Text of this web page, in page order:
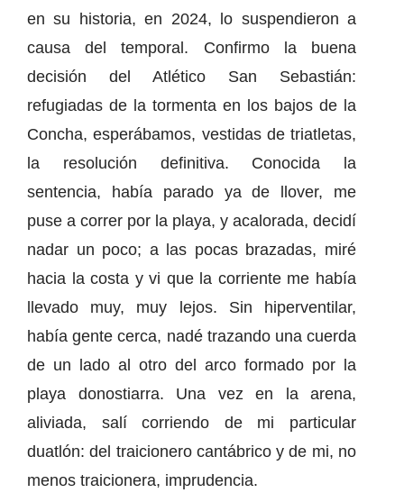
en su historia, en 2024, lo suspendieron a
causa del temporal. Confirmo la buena
decisión del Atlético San Sebastián:
refugiadas de la tormenta en los bajos de la
Concha, esperábamos, vestidas de triatletas,
la resolución definitiva. Conocida la
sentencia, había parado ya de llover, me
puse a correr por la playa, y acalorada, decidí
nadar un poco; a las pocas brazadas, miré
hacia la costa y vi que la corriente me había
llevado muy, muy lejos. Sin hiperventilar,
había gente cerca, nadé trazando una cuerda
de un lado al otro del arco formado por la
playa donostiarra. Una vez en la arena,
aliviada, salí corriendo de mi particular
duatlón: del traicionero cantábrico y de mi, no
menos traicionera, imprudencia.